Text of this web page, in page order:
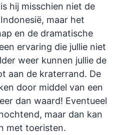
hij misschien niet de
maar het
en de dramatische
ervaring die jullie niet
weer kunnen jullie de
aan de kraterrand. De
door middel van een
dan waard! Eventueel
maar dan kan
met toeristen.